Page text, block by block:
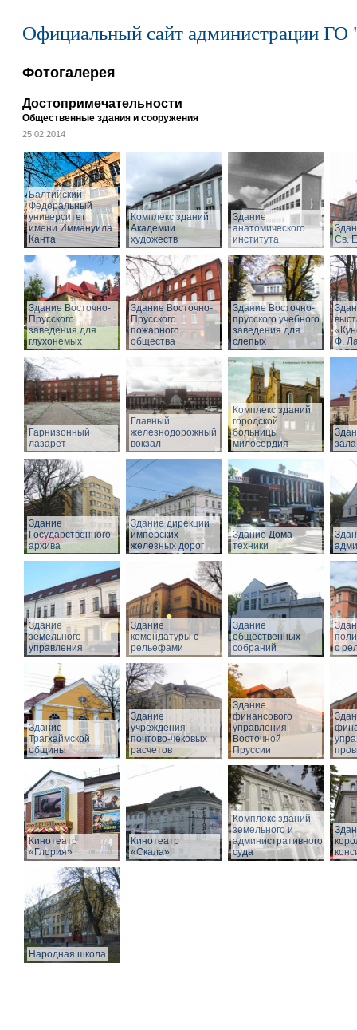
Официальный сайт администрации ГО
Фотогалерея
Достопримечательности
Общественные здания и сооружения
25.02.2014
Балтийский
Федеральный
университет
имени Иммануила
Канта
Комплекс зданий
Академии
художеств
Здание
анатомического
института
Св.
Здание Восточно-
Прусского
заведения для
глухонемых
Здание Восточно-
Прусского
пожарного
общества
Здание Восточно-
прусского учебного
заведения для
слепых
Ф.
Гарнизонный
лазарет
Главный
железнодорожный
вокзал
Комплекс зданий
городской
больницы
милосердия
зала
Здание
Государственного
архива
Здание дирекции
имперских
железных дорог
Здание Дома
техники
Здание
земельного
управления
Здание
комендатуры с
рельефами
Здание
общественных
собраний
с
Здание
Трагхаймской
общины
Здание
учреждения
почтово-чековых
расчетов
Здание
финансового
управления
Восточной
Пруссии
Кинотеатр
«Глория»
Кинотеатр
«Скала»
Комплекс зданий
земельного и
административного
суда
Народная школа